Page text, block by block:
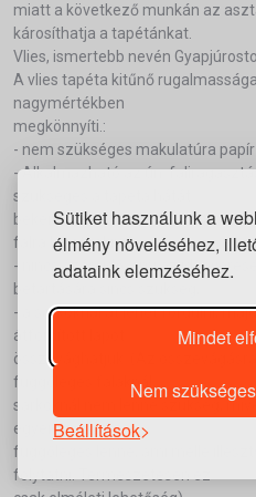
Sütiket használunk a
élmény növeléséhez,
adataink elemzéséhez.
Mindet
Nem
Beállítások
miatt a következő munkán az
károsíthatja a tapétánkat.
Vlies, ismertebb nevén
A vlies tapéta kitűnő
nagymértékben
megkönnyíti.:
- nem szükséges makulatúra
- Alkalmazható az ún.
szükséges a tapéta hátát
bekenni, hanem akár a falat is
falra lehet rakni,
- nincs ázási idő, ami az
betartására sincs szükség,
- a sarkoknál át lehet fordulni,
átfordított lapot
összevághatjuk. (Az
függőleges falaknál,
sarkoknál nem lenne szükség,
egyenes és
függőleges lenne, ami mellé
folytatni. Természetesen ez